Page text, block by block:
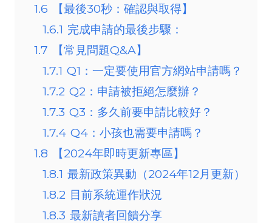
1.6
【最後30秒：確認與取得】
1.6.1 完成申請的最後步驟：
1.7
【常見問題Q&A】
1.7.1 Q1：一定要使用官方網站申請嗎？
1.7.2 Q2：申請被拒絕怎麼辦？
1.7.3 Q3：多久前要申請比較好？
1.7.4 Q4：小孩也需要申請嗎？
1.8
【2024年即時更新專區】
1.8.1 最新政策異動（2024年12月更新）
1.8.2 目前系統運作狀況
1.8.3 最新讀者回饋分享